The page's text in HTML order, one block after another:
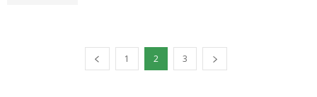
1 2 3